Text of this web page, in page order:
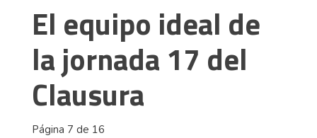
El equipo ideal de
la jornada 17 del
Clausura
Página 7 de 16